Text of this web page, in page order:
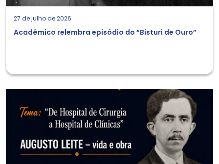
27 de julho de 2026
Acadêmico relembra episódio do “Bisturi de Ouro”